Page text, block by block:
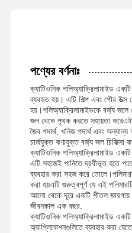
পণ্যের বর্ণনাঃ
ক্যাটিওনিক পলিঅ্যাক্রিলামাইড একটি
ব্যবহৃত হয়। এটি শিল্প এবং পৌর উত্স
হয়।পলিঅ্যাক্রিলামাইডকে বর্জ্য জলে
জল থেকে পৃথক করতে সহায়তা করেএই
জৈব পদার্থ, খনিজ পদার্থ এবং
চার্জযুক্ত কণাযুক্ত বর্জ্য জল চিকিত্সা
ক্যাটিওনিক পলিঅ্যাক্রিলামাইড
এটি সহজেই পানিতে দ্রবীভূত হতে
ব্যবহার করা সহজ করে
করা হয়এটি গুরুত্বপূর্ণ যে এই
আলো থেকে দূরে একটি শীতল জায়গায়
জীবনকাল এক বছর.
ক্যাটিওনিক পলিঅ্যাক্রিলামাইড
অ্যাপ্লিকেশনগুলিতে ব্যবহার করা